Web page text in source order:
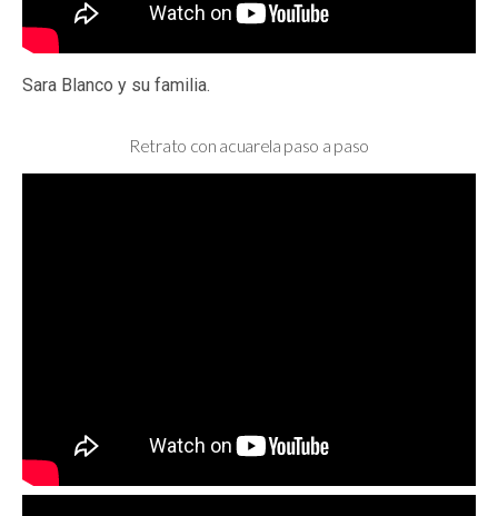
Sara Blanco y su familia.
Retrato con acuarela paso a paso